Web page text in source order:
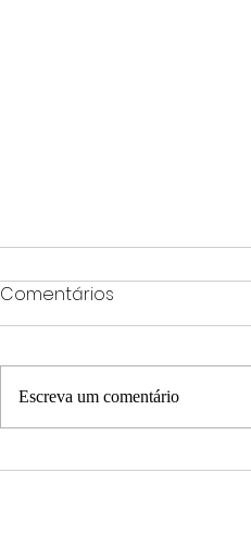
Operação Chave
Comentários
Escreva um comentário